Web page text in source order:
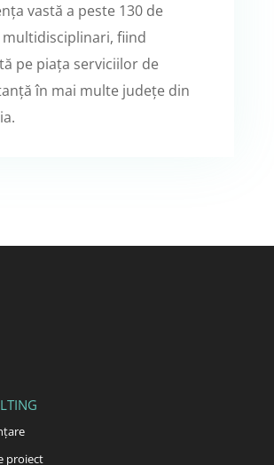
vastă a peste 130 de
fiind
pe piața serviciilor de
în mai multe județe din
proiect